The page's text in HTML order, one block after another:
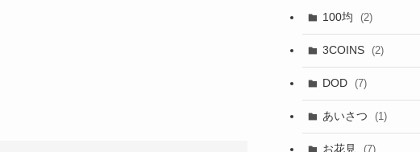
100均 (2)
3COINS (2)
DOD (7)
あいさつ (1)
お花見 (7)